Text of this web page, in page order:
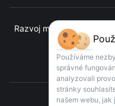
Razvoj mobilnih
Používáme
správné
analyzovali
stránky
našem webu, jak